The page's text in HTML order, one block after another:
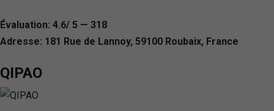
Évaluation: 4.6/ 5 — 318
Adresse: 181 Rue de Lannoy, 59100 Roubaix, France
QIPAO